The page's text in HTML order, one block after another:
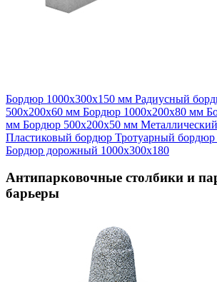
Бордюр 1000х300х150 мм Радиусный
500х200х60 мм Бордюр 1000х200х80 мм
мм Бордюр 500х200х50 мм
Пластиковый бордюр Тротуарный бордюр
Бордюр дорожный 1000х300х180
Антипарковочные столбики и
барьеры